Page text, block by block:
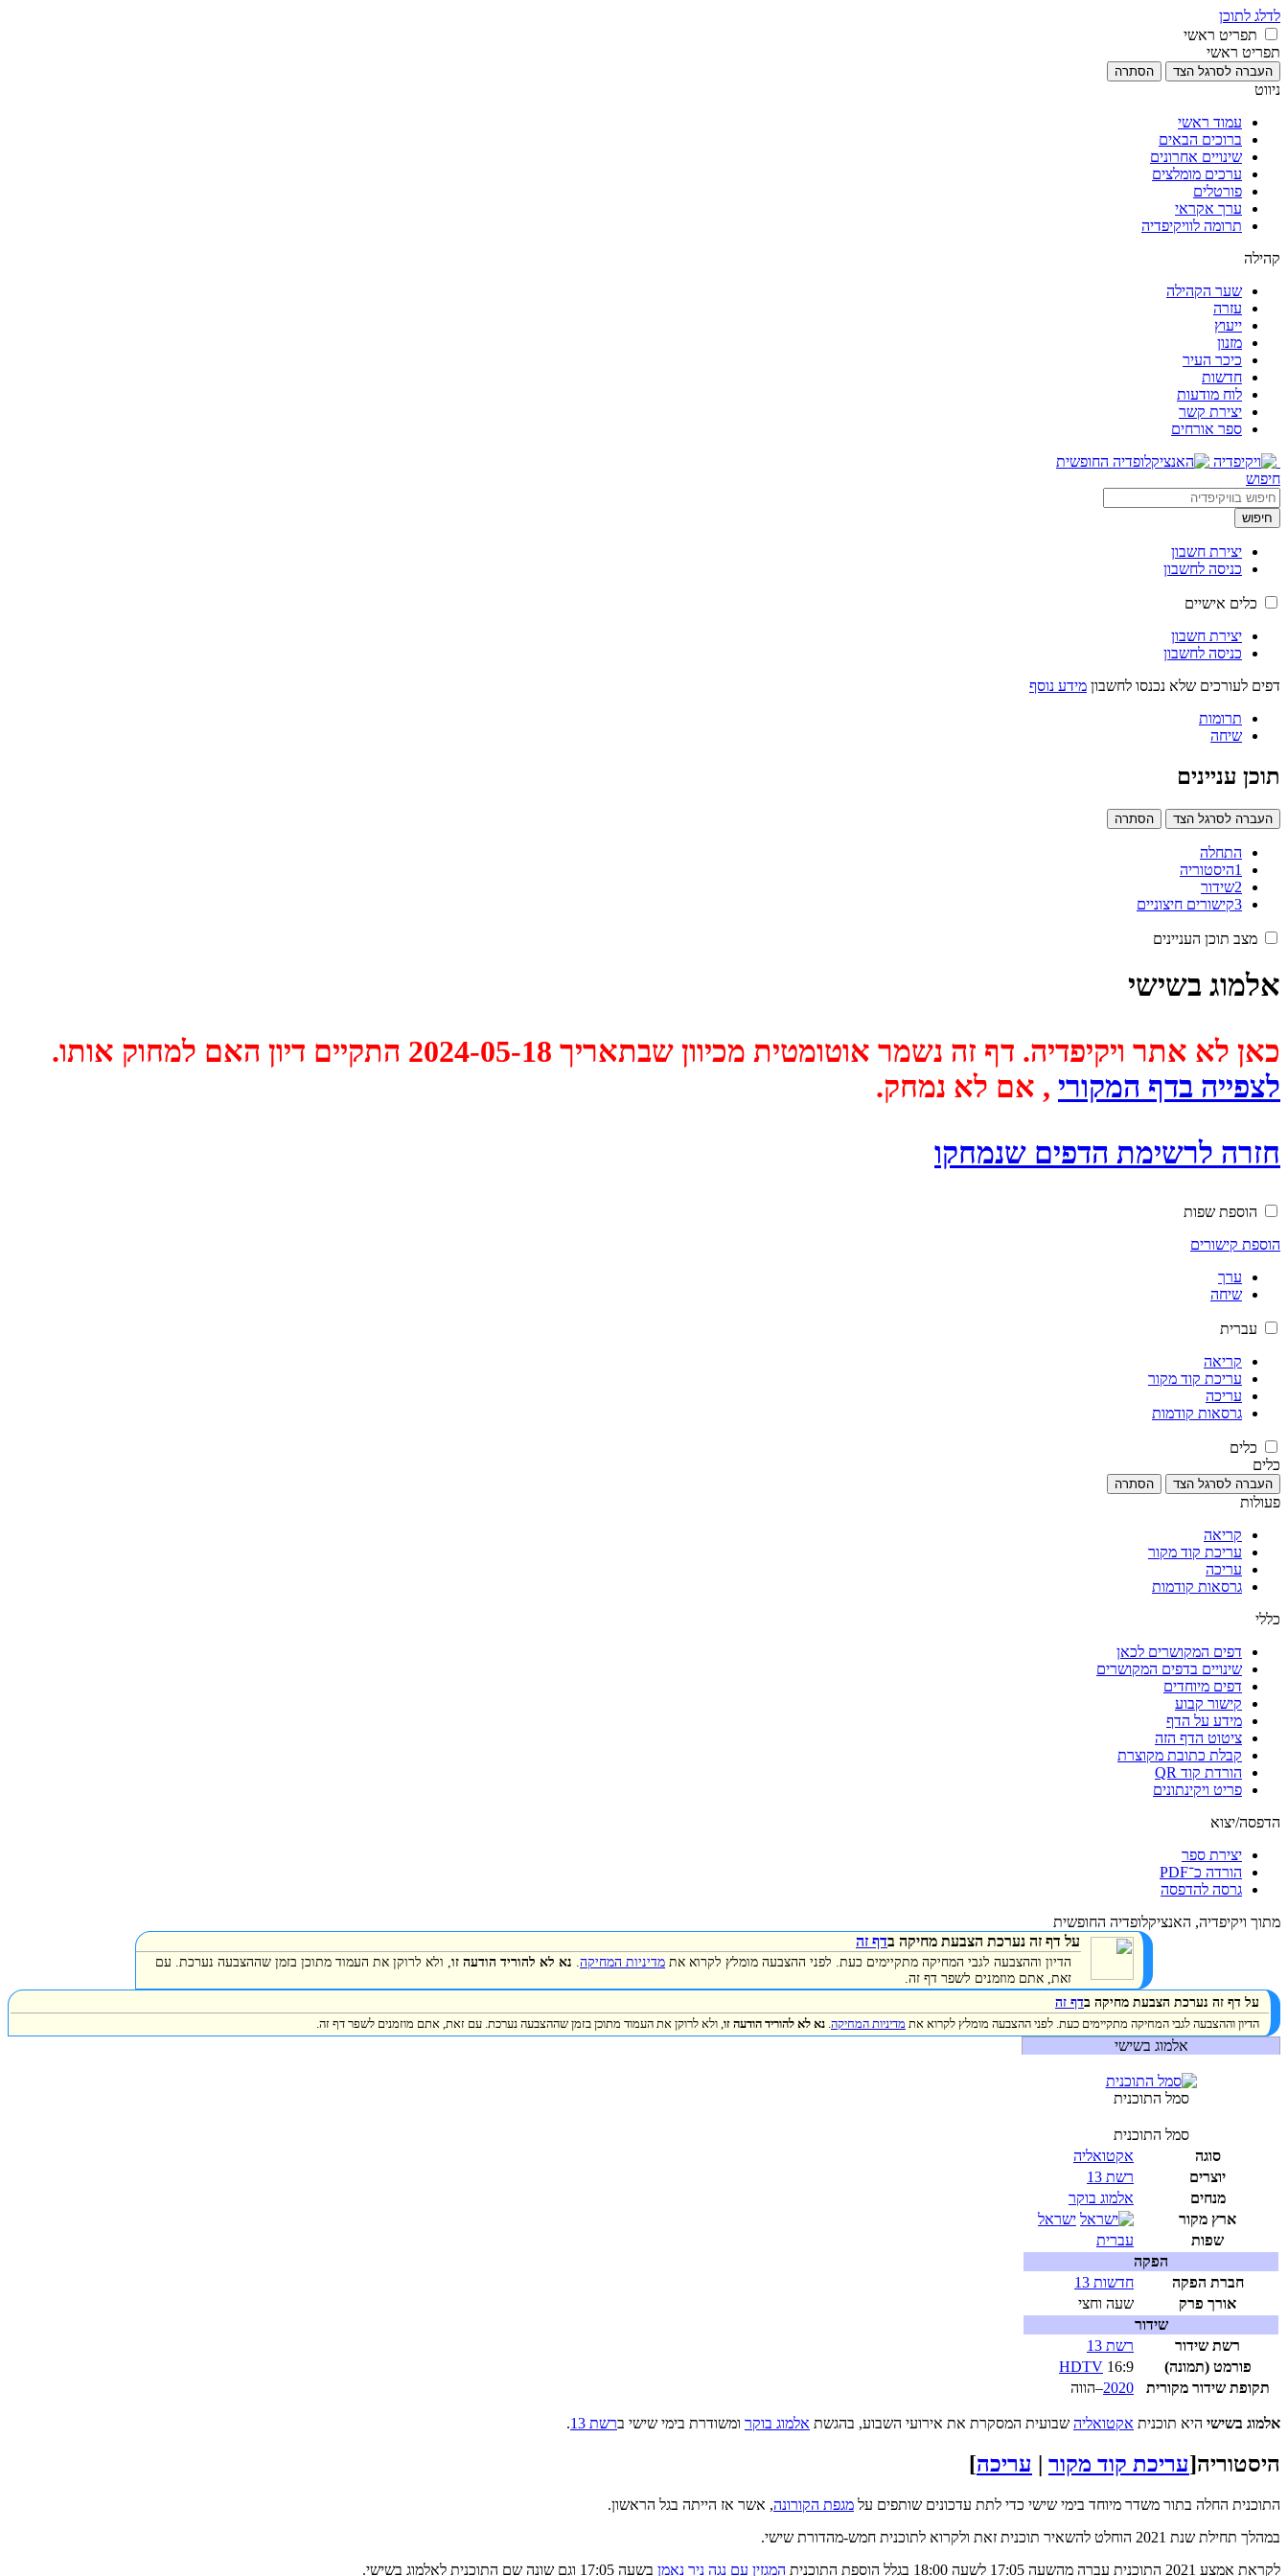
לדלג לתוכן
תפריט ראשי
תפריט ראשי
העברה לסרגל הצד הסתרה
ניווט
עמוד ראשי
ברוכים הבאים
שינויים אחרונים
ערכים מומלצים
פורטלים
ערך אקראי
תרומה לוויקיפדיה
קהילה
שער הקהילה
עזרה
ייעוץ
מזנון
כיכר העיר
חדשות
לוח מודעות
יצירת קשר
ספר אורחים
חיפוש
חיפוש
יצירת חשבון
כניסה לחשבון
כלים אישיים
יצירת חשבון
כניסה לחשבון
דפים לעורכים שלא נכנסו לחשבון מידע נוסף
תרומות
שיחה
תוכן עניינים
העברה לסרגל הצד הסתרה
התחלה
1היסטוריה
2שידור
3קישורים חיצוניים
מצב תוכן העניינים
אלמוג בשישי
כאן לא אתר ויקיפדיה. דף זה נשמר אוטומטית מכיוון שבתאריך 2024-05-18 התקיים דיון האם למחוק אותו.
לצפייה בדף המקורי , אם לא נמחק.
חזרה לרשימת הדפים שנמחקו
הוספת שפות
הוספת קישורים
ערך
שיחה
עברית
קריאה
עריכת קוד מקור
עריכה
גרסאות קודמות
כלים
כלים
העברה לסרגל הצד הסתרה
פעולות
קריאה
עריכת קוד מקור
עריכה
גרסאות קודמות
כללי
דפים המקושרים לכאן
שינויים בדפים המקושרים
דפים מיוחדים
קישור קבוע
מידע על הדף
ציטוט הדף הזה
קבלת כתובת מקוצרת
הורדת קוד QR
פריט ויקינתונים
הדפסה/יצוא
יצירת ספר
הורדה כ־PDF
גרסה להדפסה
מתוך ויקיפדיה, האנציקלופדיה החופשית
על דף זה נערכת הצבעת מחיקה בדף זה
הדיון וההצבעה לגבי המחיקה מתקיימים כעת. לפני ההצבעה מומלץ לקרוא את מדיניות המחיקה. נא לא להוריד הודעה זו, ולא לרוקן את העמוד מתוכן בזמן שההצבעה נערכת. עם
זאת, אתם מוזמנים לשפר דף זה.
על דף זה נערכת הצבעת מחיקה בדף זה
הדיון וההצבעה לגבי המחיקה מתקיימים כעת. לפני ההצבעה מומלץ לקרוא את מדיניות המחיקה. נא לא להוריד הודעה זו, ולא לרוקן את העמוד מתוכן בזמן שההצבעה נערכת. עם זאת, אתם מוזמנים לשפר דף זה.
אלמוג בשישי
סמל התוכנית
סמל התוכנית
סוגה
אקטואליה
יוצרים
רשת 13
מנחים
אלמוג בוקר
ארץ מקור
ישראל
שפות
עברית
הפקה
חברת הפקה
חדשות 13
אורך פרק
שעה וחצי
שידור
רשת שידור
רשת 13
פורמט (תמונה)
16:9
HDTV
תקופת שידור מקורית 2020–הווה
אלמוג בשישי היא תוכנית אקטואליה שבועית המסקרת את אירועי השבוע, בהגשת אלמוג בוקר ומשודרת בימי שישי ברשת 13 .
היסטוריה[עריכת קוד מקור עריכה]
התוכנית החלה בתור משדר מיוחד בימי שישי כדי לתת עדכונים שותפים על מגפת הקורונה, אשר אז הייתה בגל הראשון.
במהלך תחילת שנת 2021 הוחלט להשאיר תוכנית זאת ולקרוא לתוכנית חמש-מהדורת שישי.
לקראת אמצע 2021 התוכנית עברה מהשעה 17:05 לשעה 18:00 בגלל הוספת התוכנית
המגזין עם נגה ניר נאמן בשעה 17:05 וגם שונה שם התוכנית לאלמוג בשישי.